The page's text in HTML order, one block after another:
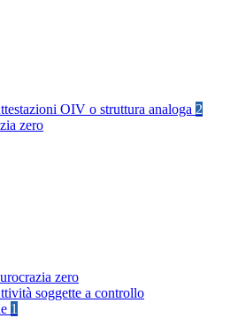
OIV o struttura analoga 2
zero
zero
soggette a controllo
1